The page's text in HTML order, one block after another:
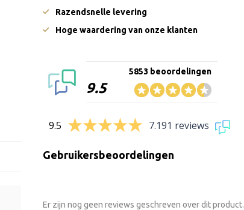
Razendsnelle levering
Hoge waardering van onze klanten
9.5
5853 beoordelingen
9.5 7.191 reviews
Gebruikersbeoordelingen
Er zijn nog geen reviews geschreven over dit product.